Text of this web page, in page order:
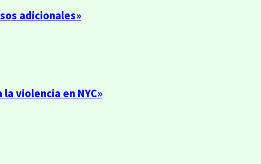
adicionales»
violencia en NYC»